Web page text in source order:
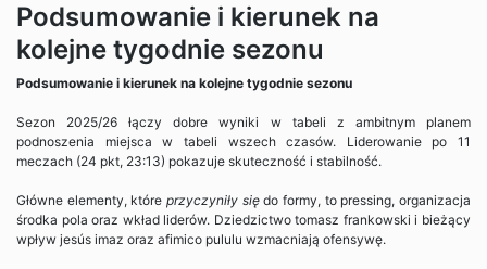
Podsumowanie i kierunek na
kolejne tygodnie sezonu
Podsumowanie i kierunek na kolejne tygodnie sezonu
Sezon 2025/26 łączy dobre wyniki w tabeli z ambitnym planem
podnoszenia miejsca w tabeli wszech czasów. Liderowanie po 11
meczach (24 pkt, 23:13) pokazuje skuteczność i stabilność.
Główne elementy, które przyczyniły siędo formy, to pressing, organizacja
środka pola oraz wkład liderów. Dziedzictwo tomasz frankowski i bieżący
wpływ jesús imaz oraz afimico pululu wzmacniają ofensywę.